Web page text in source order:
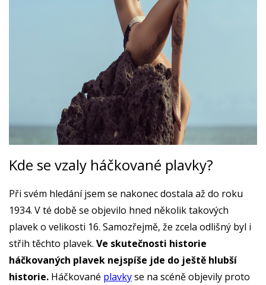
Kde se vzaly háčkované plavky?
Při svém hledání jsem se nakonec dostala až do roku
1934. V té době se objevilo hned několik takových
plavek o velikosti 16. Samozřejmě, že zcela odlišný byl i
střih těchto plavek. Ve skutečnosti historie
háčkovaných plavek nejspíše jde do ještě hlubší
historie. Háčkované plavkyse na scéně objevily proto